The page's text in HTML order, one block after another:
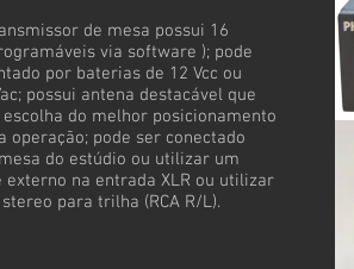
de mesa possui 16
via software ); pode
por baterias de 12 Vcc ou
possui antena destacável que
do melhor posicionamento
operação; pode ser conectado
do estúdio ou utilizar um
externo na entrada XLR ou utilizar
para trilha (RCA R/L).